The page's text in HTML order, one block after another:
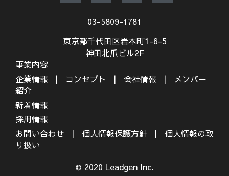
03-5809-1781
東京都千代田区岩本町1-6-5
神田北爪ビル2F
事業内容
企業情報
コンセプト 会社情報
メンバー
紹介
新着情報
採用情報
お問い合わせ
個人情報保護方針
個人情報の取
り扱い
© 2020 Leadgen Inc.